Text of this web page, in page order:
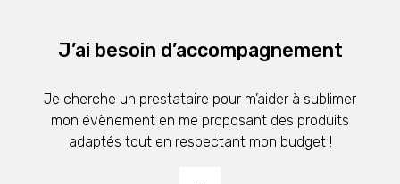
J’ai besoin d’accompagnement
Je cherche un prestataire pour m’aider à sublimer
mon évènement en me proposant des produits
adaptés tout en respectant mon budget !